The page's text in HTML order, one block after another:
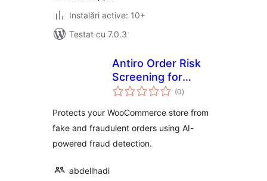
Instalări active: 10+
Testat cu 7.0.3
Antiro Order Risk
Screening for
WooCommerce
(0total
aprecieri
)
Protects your WooCommerce store from
fake and fraudulent orders using AI-
powered fraud detection.
abdellhadi